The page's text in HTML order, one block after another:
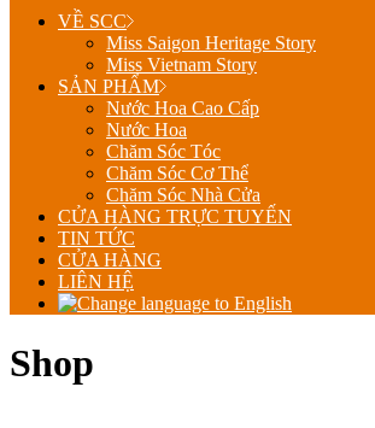
VỀ SCC
Miss Saigon Heritage Story
Miss Vietnam Story
SẢN PHẨM
Nước Hoa Cao Cấp
Nước Hoa
Chăm Sóc Tóc
Chăm Sóc Cơ Thể
Chăm Sóc Nhà Cửa
CỬA HÀNG TRỰC TUYẾN
TIN TỨC
CỬA HÀNG
LIÊN HỆ
Shop